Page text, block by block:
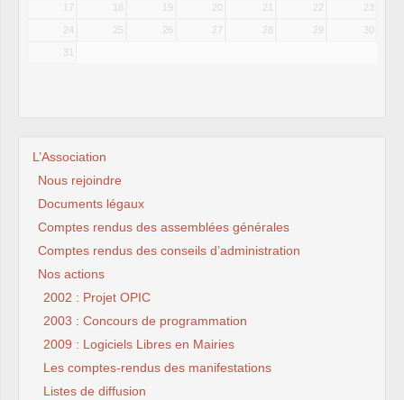
17 18 19 20 21 22 23
24 25 26 27 28 29 30
31
L’Association
Nous rejoindre
Documents légaux
Comptes rendus des assemblées générales
Comptes rendus des conseils d’administration
Nos actions
2002 : Projet OPIC
2003 : Concours de programmation
2009 : Logiciels Libres en Mairies
Les comptes-rendus des manifestations
Listes de diffusion